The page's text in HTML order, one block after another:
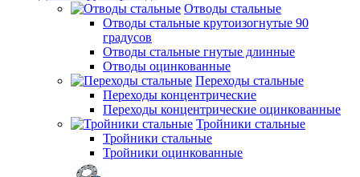
Отводы стальные
Отводы стальные крутоизогнутые 90
градусов
Отводы стальные гнутые длинные
Отводы оцинкованные
Переходы стальные
Переходы концентрические
Переходы концентрические оцинкованные
Тройники стальные
Тройники стальные
Тройники оцинкованные